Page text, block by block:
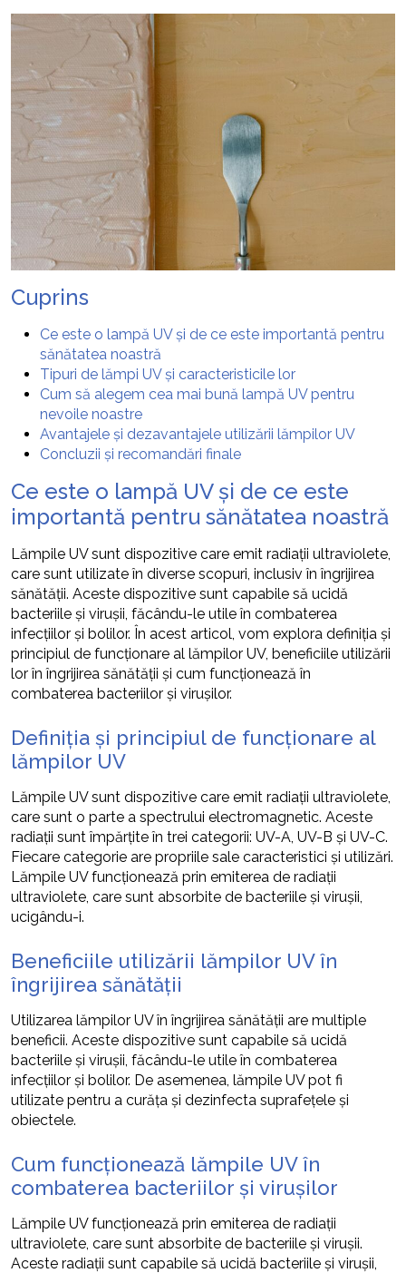
Cuprins
Ce este o lampă UV și de ce este importantă pentru
sănătatea noastră
Tipuri de lămpi UV și caracteristicile lor
Cum să alegem cea mai bună lampă UV pentru
nevoile noastre
Avantajele și dezavantajele utilizării lămpilor UV
Concluzii și recomandări finale
Ce este o lampă UV și de ce este
importantă pentru sănătatea noastră
Lămpile UV sunt dispozitive care emit radiații ultraviolete,
care sunt utilizate în diverse scopuri, inclusiv în îngrijirea
sănătății. Aceste dispozitive sunt capabile să ucidă
bacteriile și virușii, făcându-le utile în combaterea
infecțiilor și bolilor. În acest articol, vom explora definiția și
principiul de funcționare al lămpilor UV, beneficiile utilizării
lor în îngrijirea sănătății și cum funcționează în
combaterea bacteriilor și virușilor.
Definiția și principiul de funcționare al
lămpilor UV
Lămpile UV sunt dispozitive care emit radiații ultraviolete,
care sunt o parte a spectrului electromagnetic. Aceste
radiații sunt împărțite în trei categorii: UV-A, UV-B și UV-C.
Fiecare categorie are propriile sale caracteristici și utilizări.
Lămpile UV funcționează prin emiterea de radiații
ultraviolete, care sunt absorbite de bacteriile și virușii,
ucigându-i.
Beneficiile utilizării lămpilor UV în
îngrijirea sănătății
Utilizarea lămpilor UV în îngrijirea sănătății are multiple
beneficii. Aceste dispozitive sunt capabile să ucidă
bacteriile și virușii, făcându-le utile în combaterea
infecțiilor și bolilor. De asemenea, lămpile UV pot fi
utilizate pentru a curăța și dezinfecta suprafețele și
obiectele.
Cum funcționează lămpile UV în
combaterea bacteriilor și virușilor
Lămpile UV funcționează prin emiterea de radiații
ultraviolete, care sunt absorbite de bacteriile și virușii.
Aceste radiații sunt capabile să ucidă bacteriile și virușii,